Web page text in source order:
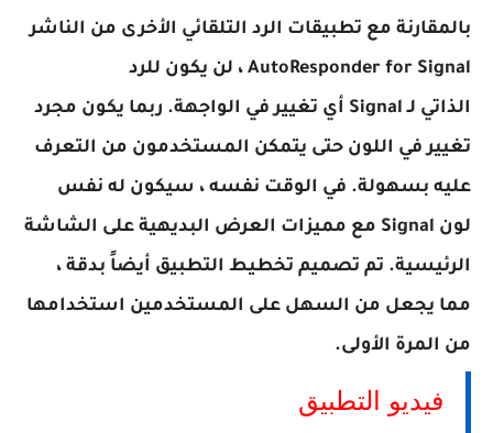
بالمقارنة مع تطبيقات الرد التلقائي الأخرى من الناشر
AutoResponder for Signal ، لن يكون للرد
الذاتي لـ Signal
أي تغيير في الواجهة. ربما يكون مجرد
تغيير في اللون حتى يتمكن المستخدمون من التعرف
عليه بسهولة. في الوقت نفسه ، سيكون له نفس
لون
مع مميزات العرض البديهية على الشاشة
الرئيسية. تم تصميم تخطيط التطبيق أيضاً بدقة ،
مما يجعل من السهل على المستخدمين استخدامها
من المرة الأولى.
فيديو التطبيق